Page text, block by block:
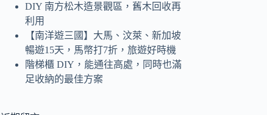
DIY 南方松木造景觀區，舊木回收再
利用
【南洋遊三國】大馬、汶萊、新加坡
暢遊15天，馬幣打7折，旅遊好時機
階梯櫃 DIY，能通往高處，同時也滿
足收納的最佳方案